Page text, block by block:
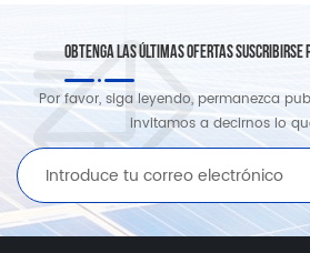
OBTENGA LAS ÚLTIMAS OFERTAS SUSCRIBIRSE
Por favor, siga leyendo, permanezca
invitamos a decirnos lo